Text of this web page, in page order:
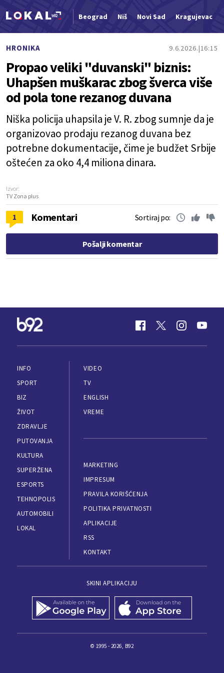
Beograd Niš Novi Sad Kragujevac
HRONIKA 9.6.2026. 16:15
Propao veliki "duvanski" biznis:
Uhapšen muškarac zbog šverca više
od pola tone rezanog duvana
Niška policija uhapsila je V. R. zbog sumnje da je
organizovao prodaju rezanog duvana bez
potrebne dokumentacije, čime je budžet Srbije
oštećen za oko 4,4 miliona dinara.
Izvor:
TV Zona plus
1 Komentari Sortiraj po:
Pošalji komentar
INFO
SPORT
BIZ
ŽIVOT
ZDRAVLJE
PUTOVANJA
KULTURA
SUPERŽENA
ESPORTS
TEHNOPOLIS
AUTOMOBILI
LOKAL
VIDEO
TV
ENGLISH
VREME
MARKETING
IMPRESUM
PRAVILA KORIŠĆENJA
POLITIKA PRIVATNOSTI
APLIKACIJE
RSS
KONTAKT
SKINI APLIKACIJU
© 1995 - 2026, B92